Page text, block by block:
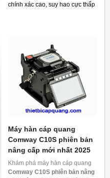
chính xác cao, suy hao cực thấp
Máy hàn cáp quang
Comway C10S phiên bản
nâng cấp mới nhất 2025
Khám phá máy hàn cáp quang
Comway C10S phiên bản nâng